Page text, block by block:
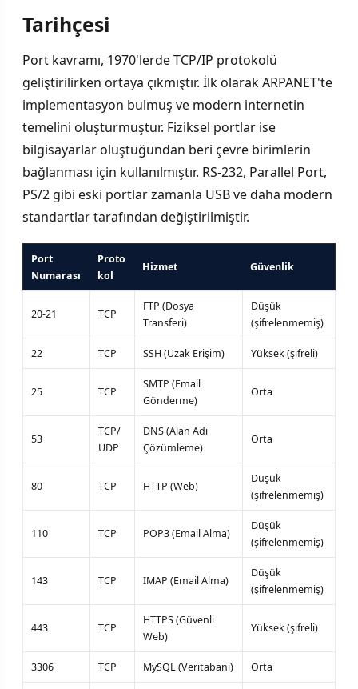
Tarihçesi
Port kavramı, 1970'lerde TCP/IP protokolü
geliştirilirken ortaya çıkmıştır. İlk olarak ARPANET'te
implementasyon bulmuş ve modern internetin
temelini oluşturmuştur. Fiziksel portlar ise
bilgisayarlar oluştuğundan beri çevre birimlerin
bağlanması için kullanılmıştır. RS-232, Parallel Port,
PS/2 gibi eski portlar zamanla USB ve daha modern
standartlar tarafından değiştirilmiştir.
Port
Numarası
Proto
kol
Hizmet Güvenlik
20-21 TCP
FTP (Dosya
Transferi)
Düşük
(şifrelenmemiş)
22 TCP SSH (Uzak Erişim) Yüksek (şifreli)
25 TCP
SMTP (Email
Gönderme)
Orta
53
TCP/
UDP
DNS (Alan Adı
Çözümleme)
Orta
80 TCP HTTP (Web)
Düşük
(şifrelenmemiş)
110 TCP POP3 (Email Alma)
Düşük
(şifrelenmemiş)
143 TCP IMAP (Email Alma)
Düşük
(şifrelenmemiş)
443 TCP
HTTPS (Güvenli
Web)
Yüksek (şifreli)
3306 TCP MySQL (Veritabanı) Orta